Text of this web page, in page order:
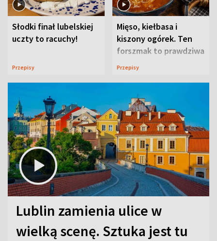
Słodki finał lubelskiej
uczty to racuchy!
Przepisy
Mięso, kiełbasa i
kiszony ogórek. Ten
forszmak to prawdziwa
uczta
Przepisy
Lublin zamienia ulice w
wielką scenę. Sztuka jest tu